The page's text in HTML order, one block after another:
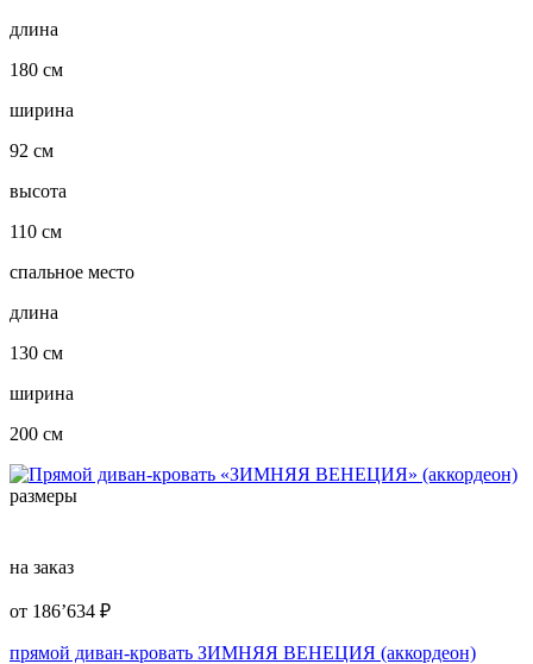
длина
180 см
ширина
92 см
высота
110 см
спальное место
длина
130 см
ширина
200 см
размеры
на заказ
от 186’634 ₽
прямой диван-кровать ЗИМНЯЯ ВЕНЕЦИЯ (аккордеон)